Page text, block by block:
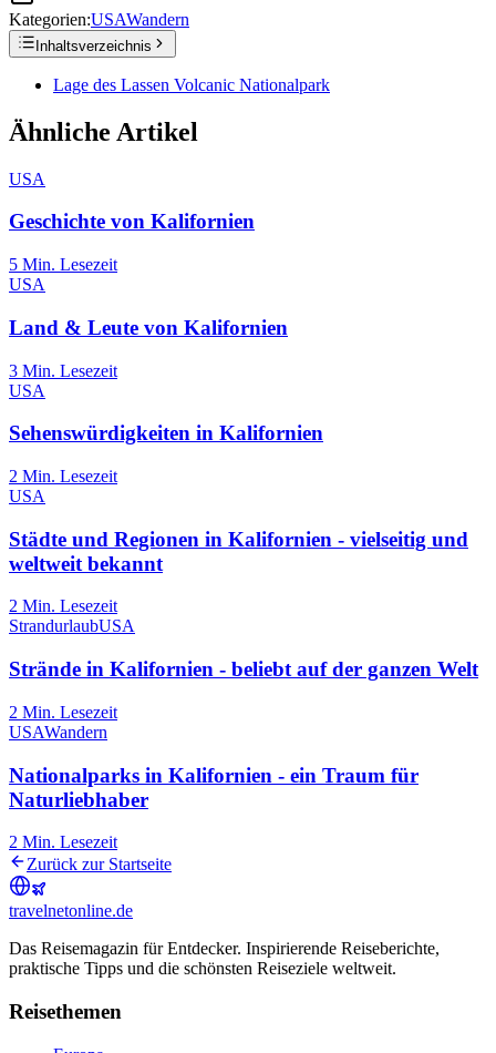
Kategorien:USAWandern
Inhaltsverzeichnis
Lage des Lassen Volcanic Nationalpark
Ähnliche Artikel
USA
Geschichte von Kalifornien
5 Min. Lesezeit
USA
Land & Leute von Kalifornien
3 Min. Lesezeit
USA
Sehenswürdigkeiten in Kalifornien
2 Min. Lesezeit
USA
Städte und Regionen in Kalifornien - vielseitig und
weltweit bekannt
2 Min. Lesezeit
StrandurlaubUSA
Strände in Kalifornien - beliebt auf der ganzen Welt
2 Min. Lesezeit
USAWandern
Nationalparks in Kalifornien - ein Traum für
Naturliebhaber
2 Min. Lesezeit
Zurück zur Startseite
travelnetonline.de
Das Reisemagazin für Entdecker. Inspirierende Reiseberichte,
praktische Tipps und die schönsten Reiseziele weltweit.
Reisethemen